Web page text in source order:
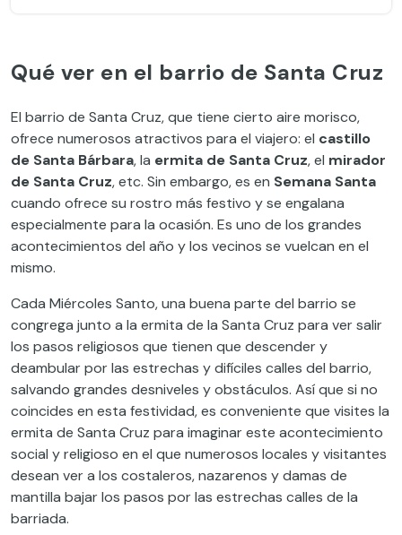
Qué ver en el barrio de Santa Cruz
El barrio de Santa Cruz, que tiene cierto aire morisco,
ofrece numerosos atractivos para el viajero: el castillo
de Santa Bárbara, la ermita de Santa Cruz, el mirador
de Santa Cruz, etc. Sin embargo, es en Semana Santa
cuando ofrece su rostro más festivo y se engalana
especialmente para la ocasión. Es uno de los grandes
acontecimientos del año y los vecinos se vuelcan en el
mismo.
Cada Miércoles Santo, una buena parte del barrio se
congrega junto a la ermita de la Santa Cruz para ver salir
los pasos religiosos que tienen que descender y
deambular por las estrechas y difíciles calles del barrio,
salvando grandes desniveles y obstáculos. Así que si no
coincides en esta festividad, es conveniente que visites la
ermita de Santa Cruz para imaginar este acontecimiento
social y religioso en el que numerosos locales y visitantes
desean ver a los costaleros, nazarenos y damas de
mantilla bajar los pasos por las estrechas calles de la
barriada.